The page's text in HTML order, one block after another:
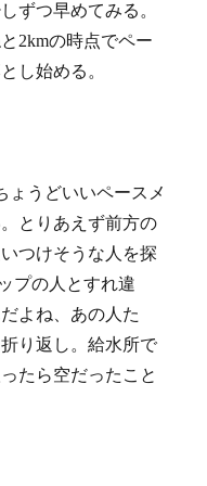
ずつ早めてみる。
2kmの時点でペー
し始める。
ょうどいいペースメ
とりあえず前方の
つけそうな人を探
プの人とすれ違
よね、あの人た
り返し。給水所で
たら空だったこと